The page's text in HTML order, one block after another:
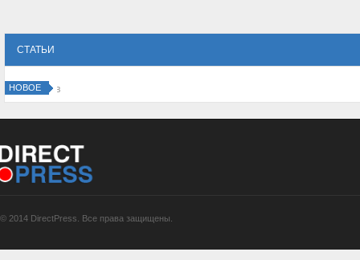
СТАТЬИ
НОВОЕ Налоговый консалтинг для минимизации рисков
© 2014 DirectPress. Все права защищены.